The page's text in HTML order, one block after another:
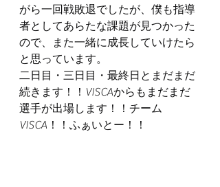
がら一回戦敗退でしたが、僕も指導
者としてあらたな課題が見つかった
ので、また一緒に成長していけたら
と思っています。
二日目・三日目・最終日とまだまだ
続きます！！VISCAからもまだまだ
選手が出場します！！チーム
VISCA！！ふぁいとー！！